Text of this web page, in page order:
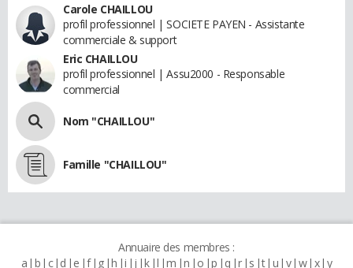
Carole CHAILLOU
profil professionnel | SOCIETE PAYEN - Assistante
commerciale & support
Eric CHAILLOU
profil professionnel | Assu2000 - Responsable
commercial
Nom "CHAILLOU"
Famille "CHAILLOU"
Annuaire des membres :
a b c d e f g h i j k l m n o p q r s t u v w x y